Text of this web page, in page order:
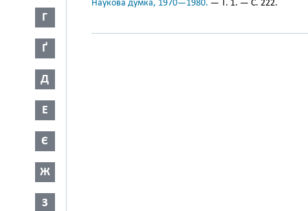
Г
Ґ
Д
Е
Є
Ж
З
Наукова думка, 1970—1980. — Т. 1. — С. 222.